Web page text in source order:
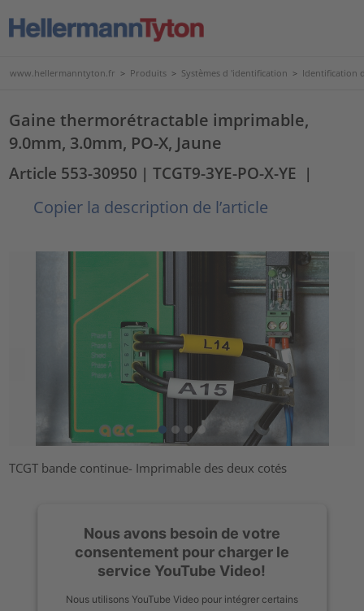
www.hellermanntyton.fr > Produits > Systèmes d 'identification > Identification
Gaine thermorétractable imprimable,
9.0mm, 3.0mm, PO-X, Jaune
Article 553-30950 | TCGT9-3YE-PO-X-YE |
Copier la description de l’article
TCGT bande continue- Imprimable des deux cotés
Nous avons besoin de votre
consentement pour charger le
service YouTube Video!
Nous utilisons YouTube Video pour intégrer certains